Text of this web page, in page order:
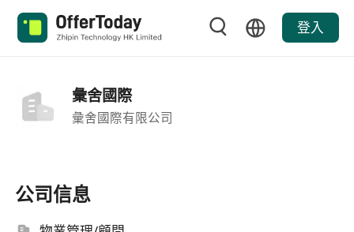
登入
彙舍國際
彙舍國際有限公司
公司信息